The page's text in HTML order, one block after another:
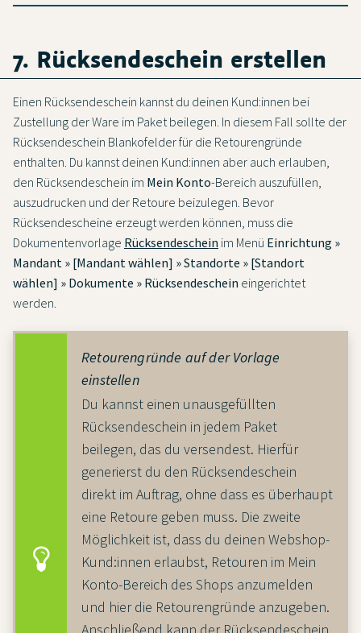
7. Rücksendeschein erstellen
Einen Rücksendeschein kannst du deinen Kund:innen bei
Zustellung der Ware im Paket beilegen. In diesem Fall sollte der
Rücksendeschein Blankofelder für die Retourengründe
enthalten. Du kannst deinen Kund:innen aber auch erlauben,
den Rücksendeschein im Mein Konto-Bereich auszufüllen,
auszudrucken und der Retoure beizulegen. Bevor
Rücksendescheine erzeugt werden können, muss die
Dokumentenvorlage Rücksendeschein im Menü Einrichtung »
Mandant » [Mandant wählen] » Standorte » [Standort
wählen] » Dokumente » Rücksendeschein eingerichtet
werden.
Retourengründe auf der Vorlage
einstellen
Du kannst einen unausgefüllten
Rücksendeschein in jedem Paket
beilegen, das du versendest. Hierfür
generierst du den Rücksendeschein
direkt im Auftrag, ohne dass es überhaupt
eine Retoure geben muss. Die zweite
Möglichkeit ist, dass du deinen Webshop-
Kund:innen erlaubst, Retouren im Mein
Konto-Bereich des Shops anzumelden
und hier die Retourengründe anzugeben.
Anschließend kann der Rücksendeschein